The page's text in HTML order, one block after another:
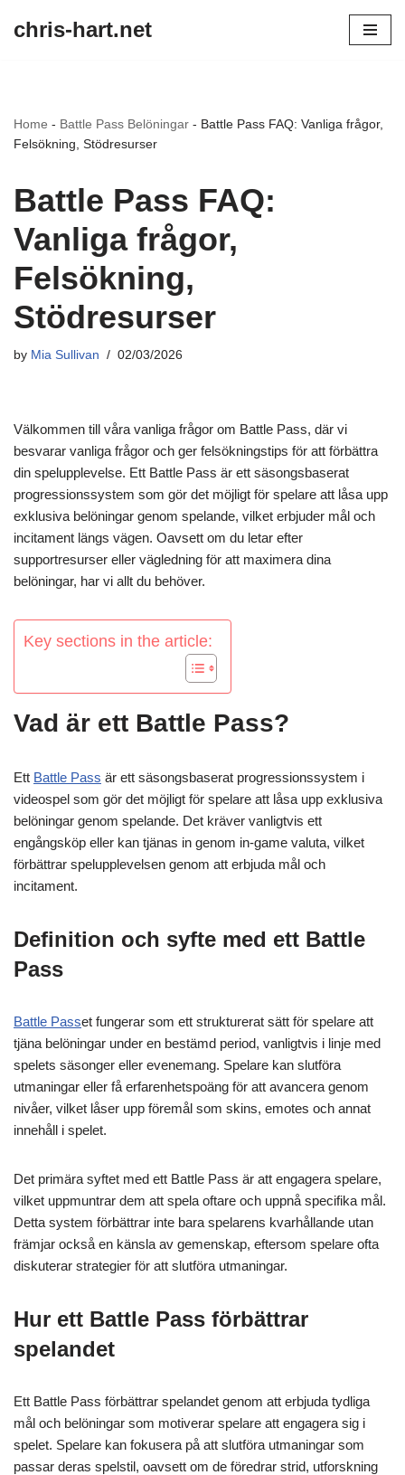
chris-hart.net
Home - Battle Pass Belöningar - Battle Pass FAQ: Vanliga frågor,
Felsökning, Stödresurser
Battle Pass FAQ:
Vanliga frågor,
Felsökning,
Stödresurser
by Mia Sullivan 02/03/2026
Välkommen till våra vanliga frågor om Battle Pass, där vi
besvarar vanliga frågor och ger felsökningstips för att förbättra
din spelupplevelse. Ett Battle Pass är ett säsongsbaserat
progressionssystem som gör det möjligt för spelare att låsa upp
exklusiva belöningar genom spelande, vilket erbjuder mål och
incitament längs vägen. Oavsett om du letar efter
supportresurser eller vägledning för att maximera dina
belöningar, har vi allt du behöver.
Key sections in the article:
Vad är ett Battle Pass?
Ett Battle Pass är ett säsongsbaserat progressionssystem i
videospel som gör det möjligt för spelare att låsa upp exklusiva
belöningar genom spelande. Det kräver vanligtvis ett
engångsköp eller kan tjänas in genom in-game valuta, vilket
förbättrar spelupplevelsen genom att erbjuda mål och
incitament.
Definition och syfte med ett Battle
Pass
Battle Passet fungerar som ett strukturerat sätt för spelare att
tjäna belöningar under en bestämd period, vanligtvis i linje med
spelets säsonger eller evenemang. Spelare kan slutföra
utmaningar eller få erfarenhetspoäng för att avancera genom
nivåer, vilket låser upp föremål som skins, emotes och annat
innehåll i spelet.
Det primära syftet med ett Battle Pass är att engagera spelare,
vilket uppmuntrar dem att spela oftare och uppnå specifika mål.
Detta system förbättrar inte bara spelarens kvarhållande utan
främjar också en känsla av gemenskap, eftersom spelare ofta
diskuterar strategier för att slutföra utmaningar.
Hur ett Battle Pass förbättrar
spelandet
Ett Battle Pass förbättrar spelandet genom att erbjuda tydliga
mål och belöningar som motiverar spelare att engagera sig i
spelet. Spelare kan fokusera på att slutföra utmaningar som
passar deras spelstil, oavsett om de föredrar strid, utforskning